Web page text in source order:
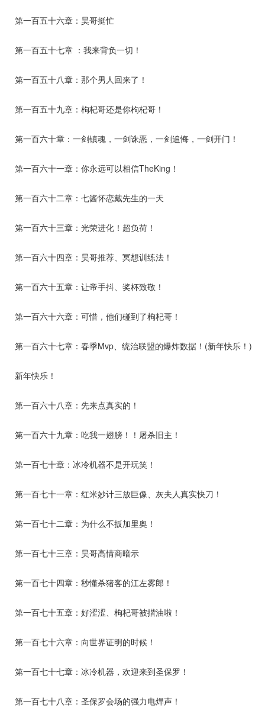
第一百五十六章：昊哥挺忙
第一百五十七章 ：我来背负一切！
第一百五十八章：那个男人回来了！
第一百五十九章：枸杞哥还是你枸杞哥！
第一百六十章：一剑镇魂，一剑诛恶，一剑追悔，一剑开门！
第一百六十一章：你永远可以相信TheKing！
第一百六十二章：七酱怀恋戴先生的一天
第一百六十三章：光荣进化！超负荷！
第一百六十四章：昊哥推荐、冥想训练法！
第一百六十五章：让帝手抖、奖杯致敬！
第一百六十六章：可惜，他们碰到了枸杞哥！
第一百六十七章：春季Mvp、统治联盟的爆炸数据！(新年快乐！)
新年快乐！
第一百六十八章：先来点真实的！
第一百六十九章：吃我一翅膀！！屠杀旧主！
第一百七十章：冰冷机器不是开玩笑！
第一百七十一章：红米妙计三放巨像、灰夫人真实快刀！
第一百七十二章：为什么不扳加里奥！
第一百七十三章：昊哥高情商暗示
第一百七十四章：秒懂杀猪客的江左雾郎！
第一百七十五章：好涩涩、枸杞哥被揩油啦！
第一百七十六章：向世界证明的时候！
第一百七十七章：冰冷机器，欢迎来到圣保罗！
第一百七十八章：圣保罗会场的强力电焊声！